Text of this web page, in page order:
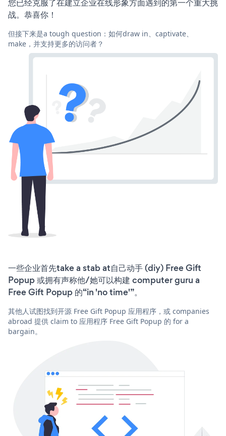
战。恭喜你！
但接下来是a tough question：如何draw in、captivate、
make，并支持更多的访问者？
一些企业首先take a stab at自己动手 (diy) Free Gift
Popup 或拥有声称他/她可以构建 computer guru a
Free Gift Popup 的“in 'no time'”。
其他人试图找到开源 Free Gift Popup 应用程序，或 companies
abroad 提供 claim to 应用程序 Free Gift Popup 的 for a
bargain。